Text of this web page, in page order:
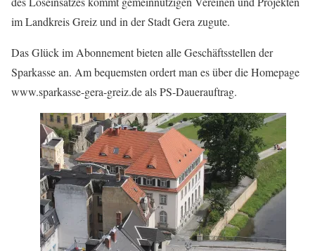
im Landkreis Greiz und in der Stadt Gera zugute.
Das Glück im Abonnement bieten alle Geschäftsstellen der
Sparkasse an. Am bequemsten ordert man es über die Homepage
www.sparkasse-gera-greiz.de als PS-Dauerauftrag.